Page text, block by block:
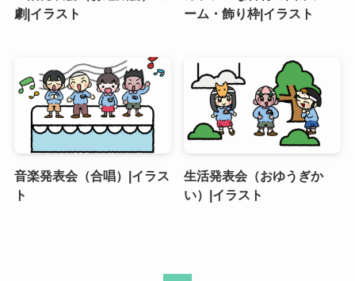
劇|イラスト
ーム・飾り枠|イラスト
音楽発表会（合唱）|イラス
ト
生活発表会（おゆうぎか
い）|イラスト